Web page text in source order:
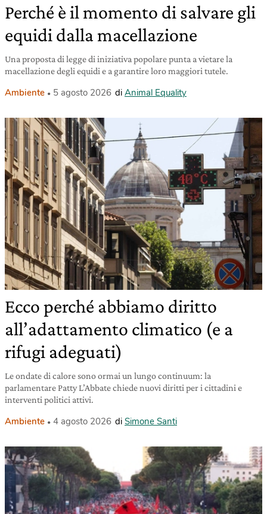
Perché è il momento di salvare gli
equidi dalla macellazione
Una proposta di legge di iniziativa popolare punta a vietare la
macellazione degli equidi e a garantire loro maggiori tutele.
Ambiente 5 agosto 2026 di Animal Equality
Ecco perché abbiamo diritto
all’adattamento climatico (e a
rifugi adeguati)
Le ondate di calore sono ormai un lungo continuum: la
parlamentare Patty L’Abbate chiede nuovi diritti per i cittadini e
interventi politici attivi.
Ambiente 4 agosto 2026 di Simone Santi